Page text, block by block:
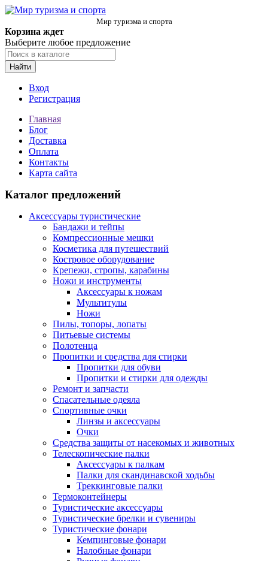
Мир туризма и спорта
Корзина ждет
Выберите любое предложение
Найти
Вход
Регистрация
Главная
Блог
Доставка
Оплата
Контакты
Карта сайта
Каталог предложений
Аксессуары туристические
Бандажи и тейпы
Компрессионные мешки
Косметика для путешествий
Костровое оборудование
Крепежи, стропы, карабины
Ножи и инструменты
Аксессуары к ножам
Мультитулы
Ножи
Пилы, топоры, лопаты
Питьевые системы
Полотенца
Пропитки и средства для стирки
Пропитки для обуви
Пропитки и стирки для одежды
Ремонт и запчасти
Спасательные одеяла
Спортивные очки
Линзы и аксессуары
Очки
Средства защиты от насекомых и животных
Телескопические палки
Аксессуары к палкам
Палки для скандинавской ходьбы
Треккинговые палки
Термоконтейнеры
Туристические аксессуары
Туристические брелки и сувениры
Туристические фонари
Кемпинговые фонари
Налобные фонари